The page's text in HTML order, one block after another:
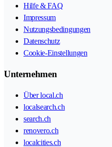
Hilfe & FAQ
Impressum
Nutzungsbedingungen
Datenschutz
Cookie-Einstellungen
Unternehmen
Über local.ch
localsearch.ch
search.ch
renovero.ch
localcities.ch